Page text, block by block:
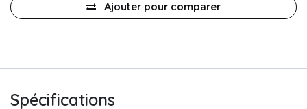
Ajouter pour comparer
Spécifications